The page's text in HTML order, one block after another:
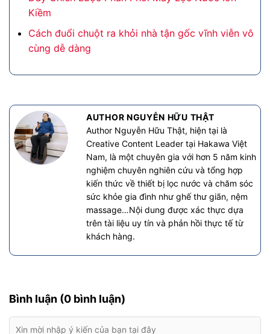
Kiềm
Cách đuổi chuột ra khỏi nhà tận gốc vĩnh viễn vô
cùng dễ dàng
AUTHOR NGUYỄN HỮU THẬT
Author Nguyễn Hữu Thật, hiện tại là
Creative Content Leader tại Hakawa Việt
Nam, là một chuyên gia với hơn 5 năm kinh
nghiệm chuyên nghiên cứu và tổng hợp
kiến thức về thiết bị lọc nước và chăm sóc
sức khỏe gia đình như ghế thư giãn, nệm
massage…Nội dung được xác thực dựa
trên tài liệu uy tín và phản hồi thực tế từ
khách hàng.
Bình luận (0 bình luận)